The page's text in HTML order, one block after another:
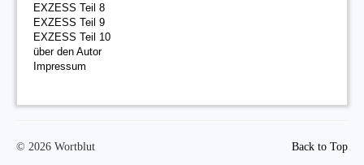
EXZESS Teil 8
EXZESS Teil 9
EXZESS Teil 10
über den Autor
Impressum
Back to Top
© 2026 Wortblut